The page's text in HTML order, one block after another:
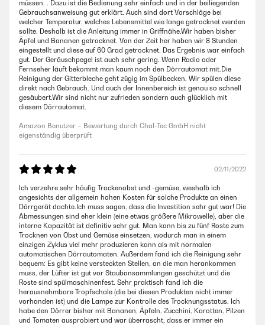
müssen. . Dazu ist die Bedienung sehr einfach und in der beiliegenden
Gebrauchsanweisung gut erklärt. Auch sind dort Vorschläge bei
welcher Temperatur, welches Lebensmittel wie lange getrocknet werden
sollte. Deshalb ist die Anleitung immer in Griffnähe.Wir haben bisher
Äpfel und Bananen getrocknet. Von der Zeit her haben wir 8 Stunden
eingestellt und diese auf 60 Grad getrocknet. Das Ergebnis war einfach
gut. Der Geräuschpegel ist auch sehr gering. Wenn Radio oder
Fernseher läuft bekommt man kaum noch den Dörrautomat mit.Die
Reinigung der Gitterbleche geht zügig im Spülbecken. Wir spülen diese
direkt nach Gebrauch. Und auch der Innenbereich ist genau so schnell
gesäubert.Wir sind nicht nur zufrieden sondern auch glücklich mit
diesem Dörrautomat.
Amazon Benutzer – Bewertung durch Chal-Tec GmbH nicht
eigenständig überprüft
02/11/2022
Ich verzehre sehr häufig Trockenobst und -gemüse, weshalb ich
angesichts der allgemein hohen Kosten für solche Produkte an einen
Dörrgerät dachte.Ich muss sagen, dass die Investition sehr gut war! Die
Abmessungen sind eher klein (eine etwas größere Mikrowelle), aber die
interne Kapazität ist definitiv sehr gut. Man kann bis zu fünf Roste zum
Trocknen von Obst und Gemüse einsetzen, wodurch man in einem
einzigen Zyklus viel mehr produzieren kann als mit normalen
automatischen Dörrautomaten. Außerdem fand ich die Reinigung sehr
bequem: Es gibt keine versteckten Stellen, an die man herankommen
muss, der Lüfter ist gut vor Staubansammlungen geschützt und die
Roste sind spülmaschinenfest. Sehr praktisch fand ich die
herausnehmbare Tropfschale (die bei diesen Produkten nicht immer
vorhanden ist) und die Lampe zur Kontrolle des Trocknungsstatus. Ich
habe den Dörrer bisher mit Bananen, Äpfeln, Zucchini, Karotten, Pilzen
und Tomaten ausprobiert und war überrascht, dass er immer ein